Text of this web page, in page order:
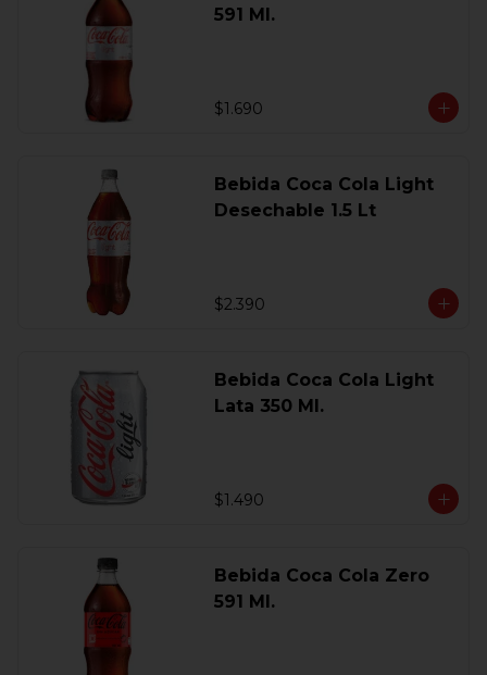
591 Ml.
$1.690
Bebida Coca Cola Light
Desechable 1.5 Lt
$2.390
Bebida Coca Cola Light
Lata 350 Ml.
$1.490
Bebida Coca Cola Zero
591 Ml.